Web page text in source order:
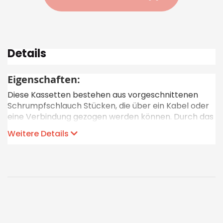
Details
Eigenschaften:
Diese Kassetten bestehen aus vorgeschnittenen
Schrumpfschlauch Stücken, die über ein Kabel oder
eine Verbindung gezogen werden können. Durch das
anschliessende Erhitzen mit einem Heissluftföhn
schrumpft der bedruckte Schrumpfschlauch und
Weitere Details